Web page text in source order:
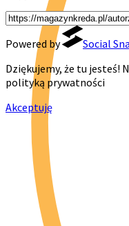
Powered by
Social
Dziękujemy, że tu jesteś!
polityką prywatności
Akceptuję